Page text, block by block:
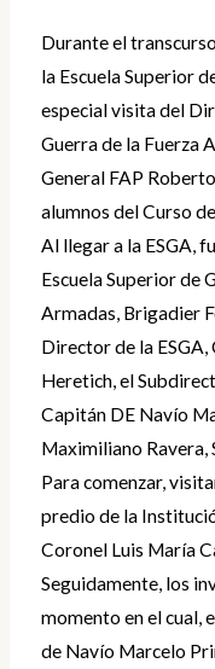
Durante el
la Escuela Superior
especial visita del
Guerra de la Fuerza
General FAP
alumnos del Curso
Al llegar a la ESGA,
Escuela Superior de
Armadas, Brigadier
Director de la
Heretich, el
Capitán DE Navío
Maximiliano Ravera,
Para comenzar,
predio de la
Coronel Luis María
Seguidamente, los
momento en el cual,
de Navío Marcelo